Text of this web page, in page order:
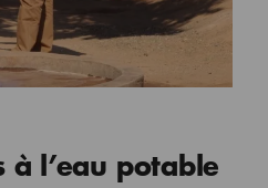
à l’eau potable